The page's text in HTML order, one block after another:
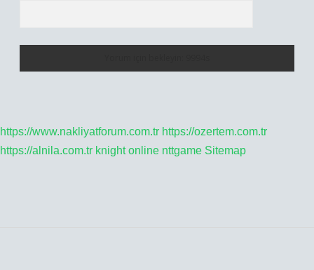
https://www.nakliyatforum.com.tr https://ozertem.com.tr
https://alnila.com.tr knight online nttgame Sitemap